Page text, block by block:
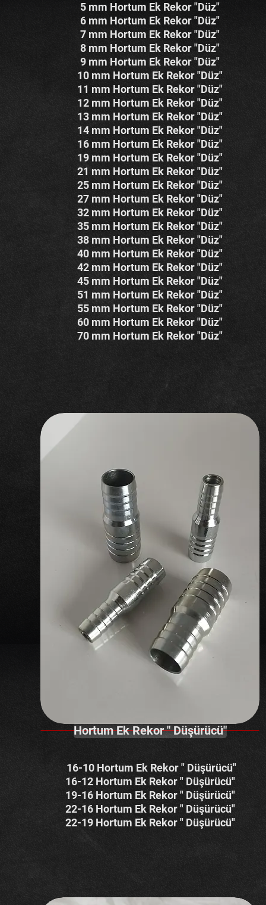
5 mm Hortum Ek Rekor "Düz"
6 mm Hortum Ek Rekor "Düz"
7 mm Hortum Ek Rekor "Düz"
8 mm Hortum Ek Rekor "Düz"
9 mm Hortum Ek Rekor "Düz"
10 mm Hortum Ek Rekor "Düz"
11 mm Hortum Ek Rekor "Düz"
12 mm Hortum Ek Rekor "Düz"
13 mm Hortum Ek Rekor "Düz"
14 mm Hortum Ek Rekor "Düz"
16 mm Hortum Ek Rekor "Düz"
19 mm Hortum Ek Rekor "Düz"
21 mm Hortum Ek Rekor "Düz"
25 mm Hortum Ek Rekor "Düz"
27 mm Hortum Ek Rekor "Düz"
32 mm Hortum Ek Rekor "Düz"
35 mm Hortum Ek Rekor "Düz"
38 mm Hortum Ek Rekor "Düz"
40 mm Hortum Ek Rekor "Düz"
42 mm Hortum Ek Rekor "Düz"
45 mm Hortum Ek Rekor "Düz"
51 mm Hortum Ek Rekor "Düz"
55 mm Hortum Ek Rekor "Düz"
60 mm Hortum Ek Rekor "Düz"
70 mm Hortum Ek Rekor "Düz"
Hortum Ek Rekor " Düşürücü"
16-10 Hortum Ek Rekor " Düşürücü"
16-12 Hortum Ek Rekor " Düşürücü"
19-16 Hortum Ek Rekor " Düşürücü"
22-16 Hortum Ek Rekor " Düşürücü"
22-19 Hortum Ek Rekor " Düşürücü"